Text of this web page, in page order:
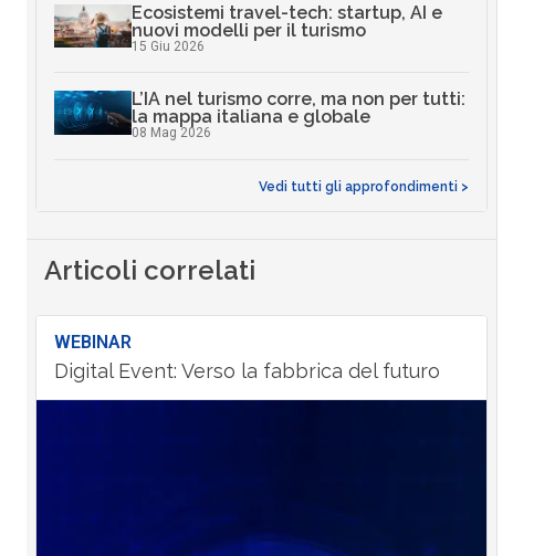
Ecosistemi travel-tech: startup, AI e
nuovi modelli per il turismo
15 Giu 2026
L’IA nel turismo corre, ma non per tutti:
la mappa italiana e globale
08 Mag 2026
Vedi tutti gli approfondimenti >
Articoli correlati
WEBINAR
Digital Event: Verso la fabbrica del futuro